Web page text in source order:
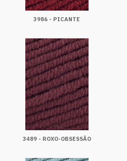
3986 - PICANTE
3489 - ROXO-OBSESSÃO